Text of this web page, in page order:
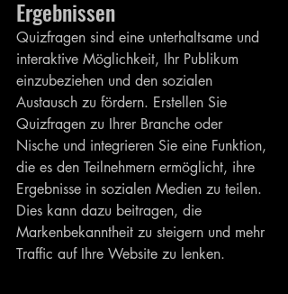
Ergebnissen
Quizfragen sind eine unterhaltsame und
interaktive Möglichkeit, Ihr Publikum
einzubeziehen und den sozialen
Austausch zu fördern. Erstellen Sie
Quizfragen zu Ihrer Branche oder
Nische und integrieren Sie eine Funktion,
die es den Teilnehmern ermöglicht, ihre
Ergebnisse in sozialen Medien zu teilen.
Dies kann dazu beitragen, die
Markenbekanntheit zu steigern und mehr
Traffic auf Ihre Website zu lenken.